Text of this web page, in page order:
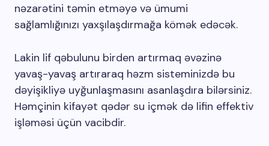
nəzarətini təmin etməyə və ümumi
sağlamlığınızı yaxşılaşdırmağa kömək edəcək.
Lakin lif qəbulunu birden artırmaq əvəzinə
yavaş-yavaş artıraraq həzm sisteminizdə bu
dəyişikliyə uyğunlaşmasını asanlaşdıra bilərsiniz.
Həmçinin kifayət qədər su içmək də lifin effektiv
işləməsi üçün vacibdir.